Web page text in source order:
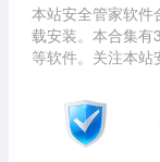
本站安全管家软件
载安装。本合集有
等软件。关注本站
率，快速解决遇